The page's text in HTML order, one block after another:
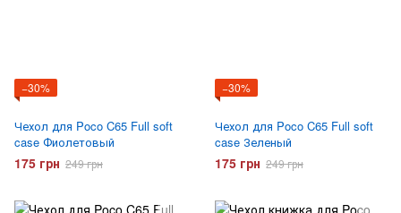
−30%
Чехол для Poco C65 Full soft
case Фиолетовый
175 грн 249 грн
−30%
Чехол для Poco C65 Full soft
case Зеленый
175 грн 249 грн